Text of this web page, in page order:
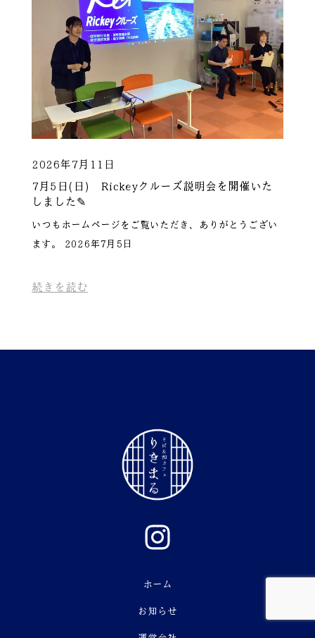
2026年7月11日
7月5日(日) Rickeyクルーズ説明会を開催いた
しました✎
いつもホームページをご覧いただき、ありがとうござい
ます。 2026年7月5日
続きを読む
ホーム
お知らせ